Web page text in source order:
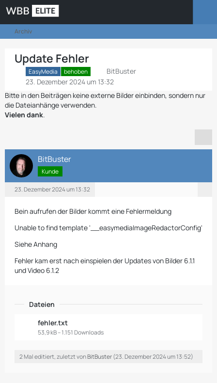
Archiv
Update Fehler
EasyMedia behoben
BitBuster
23. Dezember 2024 um 13:32
Bitte in den Beiträgen keine externe Bilder einbinden, sondern nur
die Dateianhänge verwenden.
Vielen dank.
BitBuster
Kunde
23. Dezember 2024 um 13:32
Bein aufrufen der Bilder kommt eine Fehlermeldung
Unable to find template '__easymediaImageRedactorConfig'
Siehe Anhang
Fehler kam erst nach einspielen der Updates von Bilder 6.1.1
und Video 6.1.2
Dateien
fehler.txt
53,9 kB – 1.151 Downloads
2 Mal editiert, zuletzt vonBitBuster(23. Dezember 2024 um 13:52)